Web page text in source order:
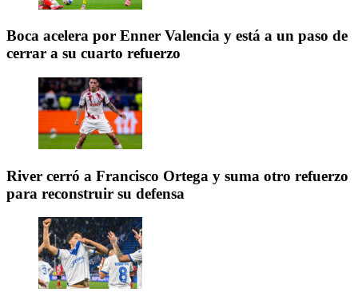
Boca acelera por Enner Valencia y está a un paso de
cerrar a su cuarto refuerzo
River cerró a Francisco Ortega y suma otro refuerzo
para reconstruir su defensa